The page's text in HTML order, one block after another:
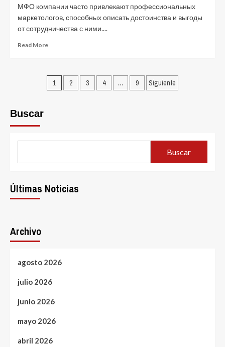
микрозаймов
без
отказа
на
DTF
МФО компании часто привлекают профессиональных
маркетологов, способных описать достоинства и выгоды
от сотрудничества с ними....
Read MoreRead
отзывы
клиентов
Posts
1 2 3 4 … 9 Siguiente
Buscar
Buscar
Últimas Noticias
Archivo
agosto 2026
julio 2026
junio 2026
mayo 2026
abril 2026